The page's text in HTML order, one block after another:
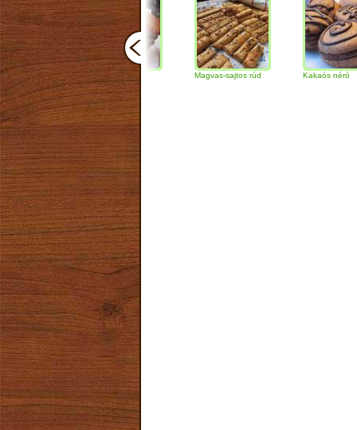
Csokoládés-diós
szendvics
Magvas-sajtos rúd Kakaós néró